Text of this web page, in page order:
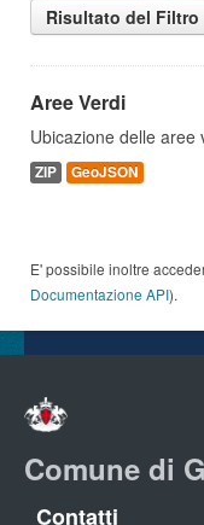
Risultato del Filtro
Aree Verdi
Ubicazione delle aree
ZIP GeoJSON
E' possibile inoltre
Documentazione API).
Comune di
Contatti